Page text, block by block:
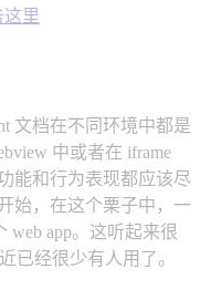
这里
文档在不同环境中都是
中或者在 iframe
能和行为表现都应该尽
始，在这个栗子中，一
web app。这听起来很
已经很少有人用了。